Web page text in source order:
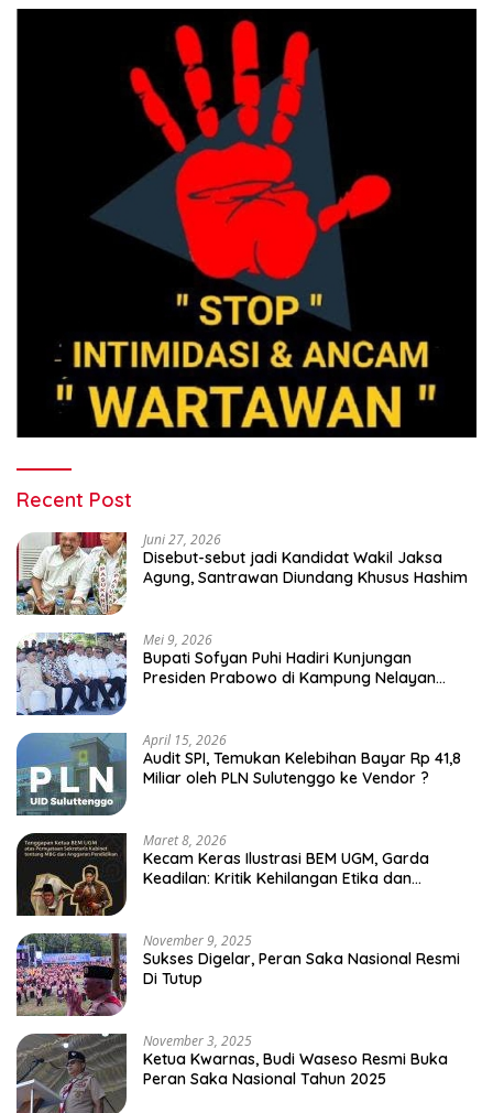
Recent Post
Juni 27, 2026
Disebut-sebut jadi Kandidat Wakil Jaksa
Agung, Santrawan Diundang Khusus Hashim
Mei 9, 2026
Bupati Sofyan Puhi Hadiri Kunjungan
Presiden Prabowo di Kampung Nelayan
April 15, 2026
Audit SPI, Temukan Kelebihan Bayar Rp 41,8
Miliar oleh PLN Sulutenggo ke Vendor ?
Maret 8, 2026
Kecam Keras Ilustrasi BEM UGM, Garda
Keadilan: Kritik Kehilangan Etika dan
November 9, 2025
Sukses Digelar, Peran Saka Nasional Resmi
Di Tutup
November 3, 2025
Ketua Kwarnas, Budi Waseso Resmi Buka
Peran Saka Nasional Tahun 2025